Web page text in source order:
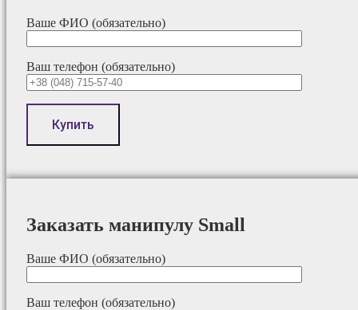
Ваше ФИО (обязательно)
Ваш телефон (обязательно)
Заказать манипулу Small
Ваше ФИО (обязательно)
Ваш телефон (обязательно)